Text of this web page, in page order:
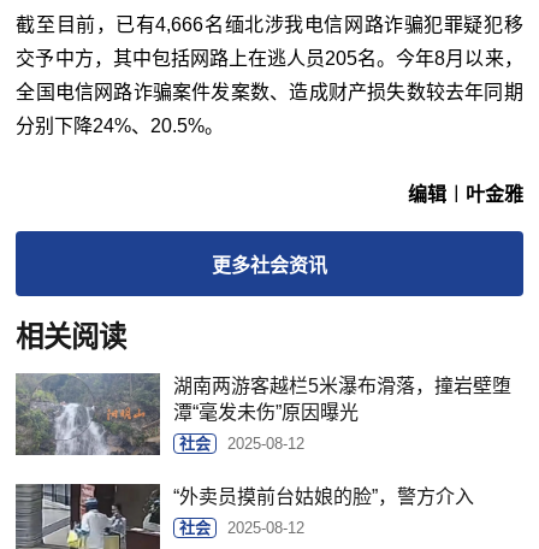
截至目前，已有4,666名缅北涉我电信网路诈骗犯罪疑犯移
交予中方，其中包括网路上在逃人员205名。今年8月以来，
全国电信网路诈骗案件发案数、造成财产损失数较去年同期
分别下降24%、20.5%。
编辑︱叶金雅
更多社会资讯
相关阅读
湖南两游客越栏5米瀑布滑落，撞岩壁堕
潭“毫发未伤”原因曝光
社会 2025-08-12
“外卖员摸前台姑娘的脸”，警方介入
社会 2025-08-12